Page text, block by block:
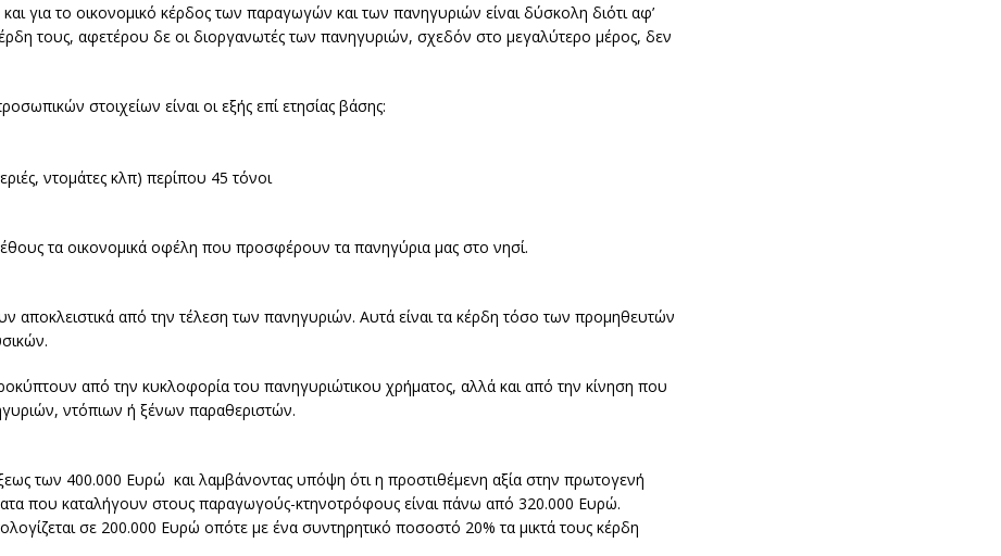
για το οικονομικό κέρδος των παραγωγών και των πανηγυριών είναι δύσκολη διότι αφ’
τους, αφετέρου δε οι διοργανωτές των πανηγυριών, σχεδόν στο μεγαλύτερο μέρος, δεν
στοιχείων είναι οι εξής επί ετησίας βάσης:
ντομάτες κλπ) περίπου 45 τόνοι
τα οικονομικά οφέλη που προσφέρουν τα πανηγύρια μας στο νησί.
από την τέλεση των πανηγυριών. Αυτά είναι τα κέρδη τόσο των προμηθευτών
από την κυκλοφορία του πανηγυριώτικου χρήματος, αλλά και από την κίνηση που
ντόπιων ή ξένων παραθεριστών.
των 400.000 Ευρώ και λαμβάνοντας υπόψη ότι η προστιθέμενη αξία στην πρωτογενή
που καταλήγουν στους παραγωγούς-κτηνοτρόφους είναι πάνω από 320.000 Ευρώ.
σε 200.000 Ευρώ οπότε με ένα συντηρητικό ποσοστό 20% τα μικτά τους κέρδη